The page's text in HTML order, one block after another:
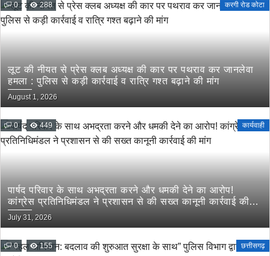
0 288 करगी रोड कोटा
लूट की नीयत से प्रेस क्लब अध्यक्ष की कार पर पथराव कर जानलेवा
हमला : पुलिस से कड़ी कार्रवाई व रात्रि गश्त बढ़ाने की मांग
August 1, 2026
0 449 कार्यवाही
पार्षद परिवार के साथ अभद्रता करने और धमकी देने का आरोप!
कांग्रेस प्रतिनिधिमंडल ने प्रशासन से की सख्त कानूनी कार्रवाई की
मांग
July 31, 2026
0 155 छत्तीसगढ़